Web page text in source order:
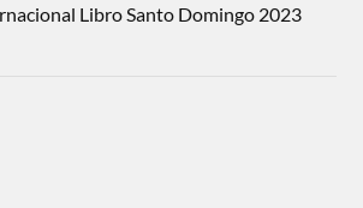
Libro Santo Domingo 2023